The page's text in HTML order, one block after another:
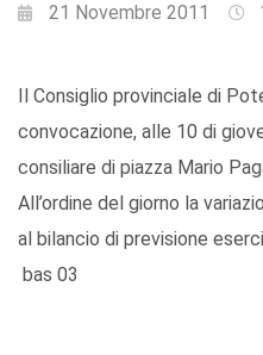
21 Novembre 2011
Il Consiglio provinciale di
convocazione, alle 10 di
consiliare di piazza Mario
All’ordine del giorno la
al bilancio di previsione
bas 03